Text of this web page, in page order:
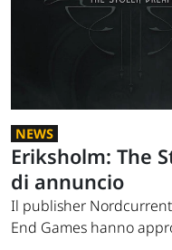
NEWS
Eriksholm: The
di annuncio
Il publisher
End Games hanno